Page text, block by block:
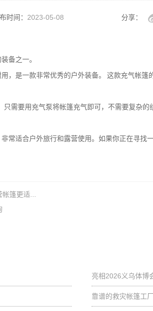
时间： 2023-05-08 分享：
备之一。
，是一款非常优秀的户外装备。 这款充气帐篷
需要用充气泵将帐篷充气即可，不需要复杂的
适合户外旅行和露营使用。如果你正在寻找
篷更适...
亮相2026义乌体博
靠谱的救灾帐篷工